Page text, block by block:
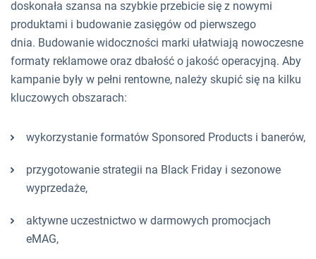
doskonała szansa na szybkie przebicie się z nowymi
produktami i budowanie zasięgów od pierwszego
dnia. Budowanie widoczności marki ułatwiają nowoczesne
formaty reklamowe oraz dbałość o jakość operacyjną. Aby
kampanie były w pełni rentowne, należy skupić się na kilku
kluczowych obszarach:
wykorzystanie formatów Sponsored Products i banerów,
przygotowanie strategii na Black Friday i sezonowe
wyprzedaże,
aktywne uczestnictwo w darmowych promocjach
eMAG,